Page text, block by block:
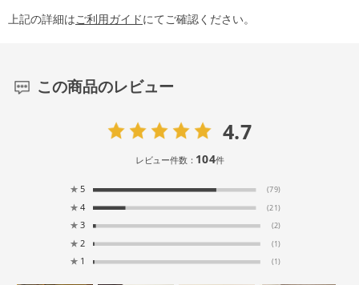
上記の詳細はご利用ガイドにてご確認ください。
この商品のレビュー
4.7
レビュー件数： 104件
★ 5 (79)
★ 4 (21)
★ 3 (2)
★ 2 (1)
★ 1 (1)